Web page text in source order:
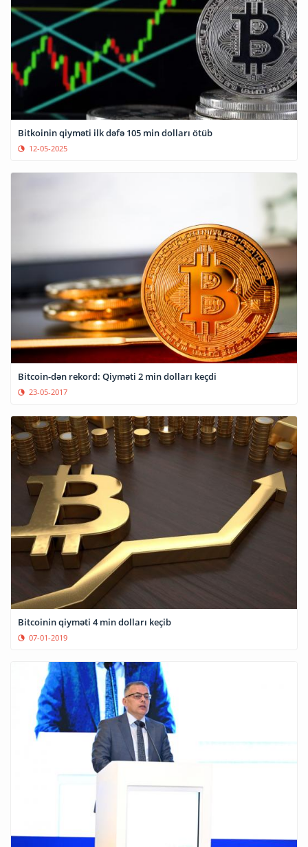
Bitkoinin qiyməti ilk dəfə 105 min dolları ötüb
12-05-2025
Bitcoin-dən rekord: Qiyməti 2 min dolları keçdi
23-05-2017
Bitcoinin qiyməti 4 min dolları keçib
07-01-2019